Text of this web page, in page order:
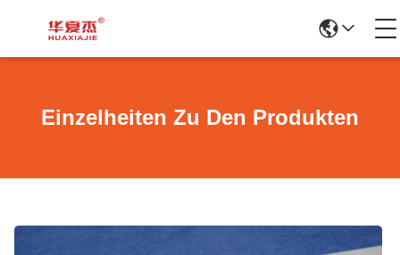
Einzelheiten Zu Den Produkten